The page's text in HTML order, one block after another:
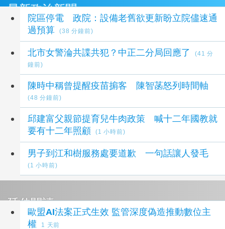
最新政治新聞
院區停電 政院：設備老舊欲更新盼立院儘速通
過預算
(38 分鐘前)
北市女警淪共諜共犯？中正二分局回應了
(41 分
鐘前)
陳時中稱曾提醒疫苗掮客 陳智菡怒列時間軸
(48 分鐘前)
邱建富父親節提育兒牛肉政策 喊十二年國教就
要有十二年照顧
(1 小時前)
男子到江和樹服務處要道歉 一句話讓人發毛
(1 小時前)
延伸閱讀
歐盟AI法案正式生效 監管深度偽造推動數位主
權
1 天前